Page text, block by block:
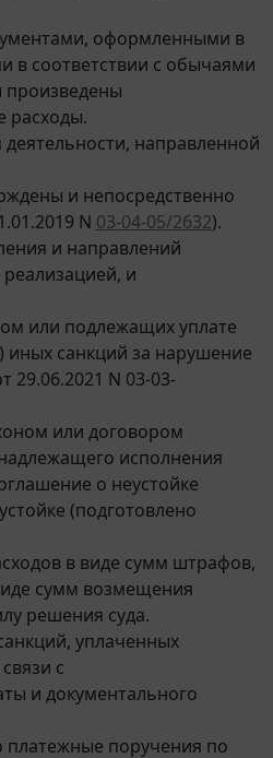
оформленными в
в соответствии с обычаями
произведены
расходы.
направленной
и непосредственно
N 03-04-05/2632).
и направлений
и
или подлежащих уплате
санкций за нарушение
29.06.2021 N 03-03-
или договором
исполнения
о неустойке
(подготовлено
в виде сумм штрафов,
сумм возмещения
решения суда.
уплаченных
с
и документального
платежные поручения по